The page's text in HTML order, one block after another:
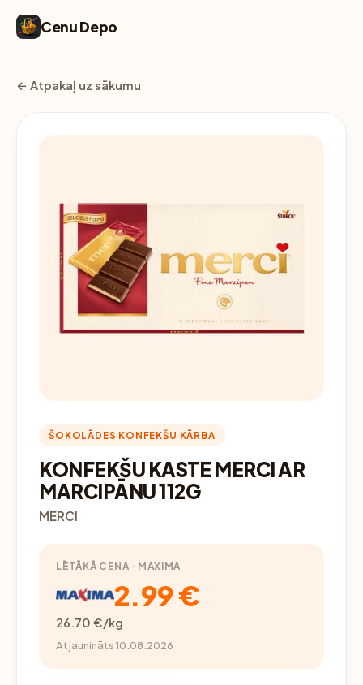
Cenu Depo
← Atpakaļ uz sākumu
ŠOKOLĀDES KONFEKŠU KĀRBA
KONFEKŠU KASTE MERCI AR
MARCIPĀNU 112G
MERCI
LĒTĀKĀ CENA · MAXIMA
2.99 €
26.70 €/kg
Atjaunināts 10.08.2026